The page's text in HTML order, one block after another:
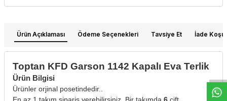
W
h
t
s
a
p
p
D
e
s
e
H
a
t
t
Ürün Açıklaması Ödeme Seçenekleri Tavsiye Et İade
Toptan KFD Garson 1142 Kapalı Eva Terlik
Ürün Bilgisi
Ürünler orjinal posetindedir..
En az 1 takım sipariş verebilirsiniz. Bir takımda 6 çift